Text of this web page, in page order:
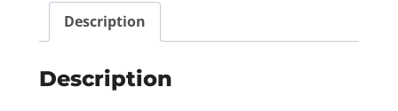
Description
Description